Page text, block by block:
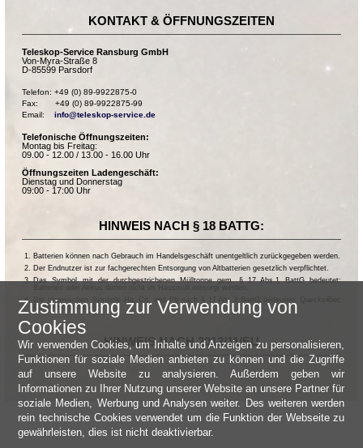
KONTAKT & ÖFFNUNGSZEITEN
Teleskop-Service Ransburg GmbH
Von-Myra-Straße 8
D-85599 Parsdorf
Telefon: +49 (0) 89-9922875-0
Fax:       +49 (0) 89-9922875-99
Email: info@teleskop-service.de
Telefonische Öffnungszeiten:
Montag bis Freitag:
09.00 - 12.00 / 13.00 - 16.00 Uhr
Öffnungszeiten Ladengeschäft:
Dienstag und Donnerstag
09:00 - 17:00 Uhr
HINWEIS NACH § 18 BATTG:
Batterien können nach Gebrauch im Handelsgeschäft unentgeltlich zurückgegeben werden.
Der Endnutzer ist zur fachgerechten Entsorgung von Altbatterien gesetzlich verpflichtet.
Das Symbol mit der durchgestrichenen Mülltonne gem. § 17 Abs.1 BattG bedeutet:
Die chemischen Symbole Hg, Cd, und Pb nach § 17 Abs.3 BattG bedeuten: Quecksilber,
Cadmium und Blei.
HINWEIS NACH 2013/11/EU
Zustimmung zur Verwendung von
Cookies
Wir verwenden Cookies, um Inhalte und Anzeigen zu personalisieren,
Funktionen für soziale Medien anbieten zu können und die Zugriffe
auf unsere Website zu analysieren. Außerdem geben wir
Informationen zu Ihrer Nutzung unserer Website an unsere Partner für
soziale Medien, Werbung und Analysen weiter. Des weiteren werden
rein technische Cookies verwendet um die Funktion der Webseite zu
gewährleisten, dies ist nicht deaktivierbar.